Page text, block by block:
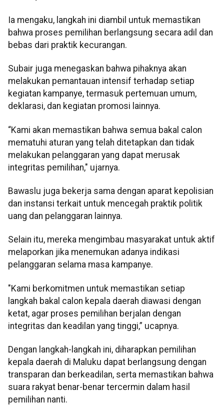
Ia mengaku, langkah ini diambil untuk memastikan
bahwa proses pemilihan berlangsung secara adil dan
bebas dari praktik kecurangan.
Subair juga menegaskan bahwa pihaknya akan
melakukan pemantauan intensif terhadap setiap
kegiatan kampanye, termasuk pertemuan umum,
deklarasi, dan kegiatan promosi lainnya.
“Kami akan memastikan bahwa semua bakal calon
mematuhi aturan yang telah ditetapkan dan tidak
melakukan pelanggaran yang dapat merusak
integritas pemilihan," ujarnya.
Bawaslu juga bekerja sama dengan aparat kepolisian
dan instansi terkait untuk mencegah praktik politik
uang dan pelanggaran lainnya.
Selain itu, mereka mengimbau masyarakat untuk aktif
melaporkan jika menemukan adanya indikasi
pelanggaran selama masa kampanye.
"Kami berkomitmen untuk memastikan setiap
langkah bakal calon kepala daerah diawasi dengan
ketat, agar proses pemilihan berjalan dengan
integritas dan keadilan yang tinggi,” ucapnya.
Dengan langkah-langkah ini, diharapkan pemilihan
kepala daerah di Maluku dapat berlangsung dengan
transparan dan berkeadilan, serta memastikan bahwa
suara rakyat benar-benar tercermin dalam hasil
pemilihan nanti.